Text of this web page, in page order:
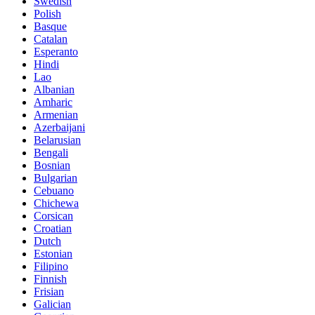
Polish
Basque
Catalan
Esperanto
Hindi
Lao
Albanian
Amharic
Armenian
Azerbaijani
Belarusian
Bengali
Bosnian
Bulgarian
Cebuano
Chichewa
Corsican
Croatian
Dutch
Estonian
Filipino
Finnish
Frisian
Galician